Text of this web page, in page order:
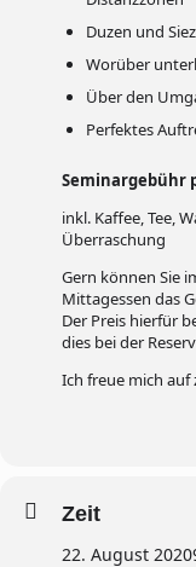
Duzen und
Worüber
Über den
Perfektes
Seminargebühr
inkl. Kaffee, Tee,
Überraschung
Gern können Sie
Mittagessen das
Der Preis hierfür
dies bei der
Ich freue mich
Zeit
22. August 2020